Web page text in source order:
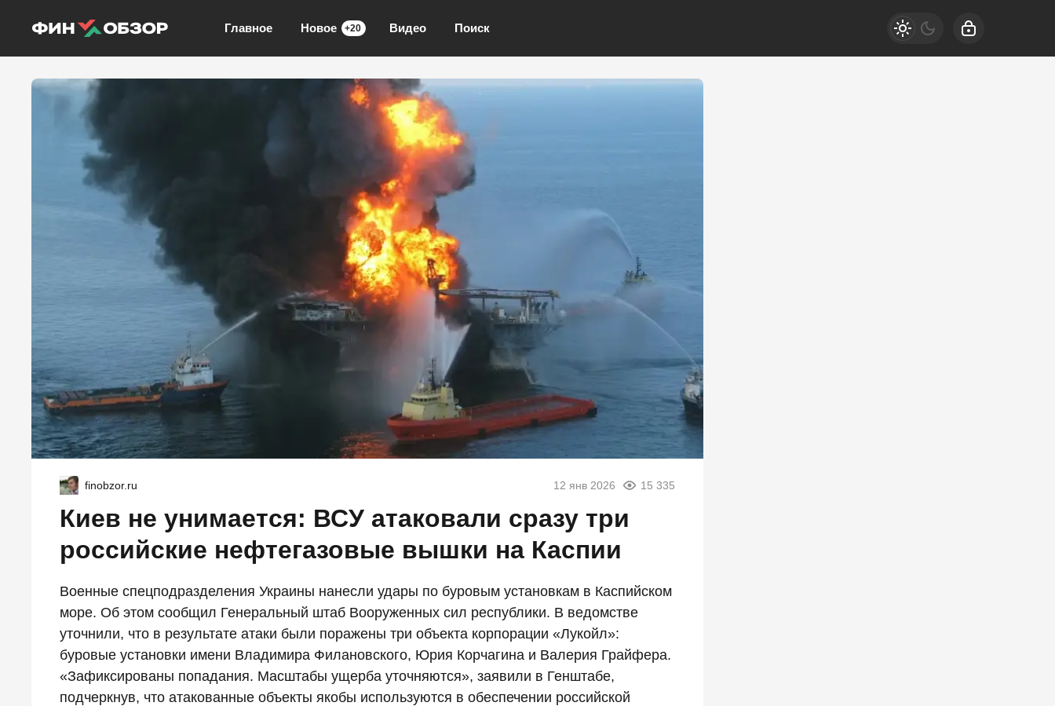
Главное Новое +20 Видео Поиск
finobzor.ru 12 янв 2026 15 335
Киев не унимается: ВСУ атаковали сразу три
российские нефтегазовые вышки на Каспии
Военные спецподразделения Украины нанесли удары по буровым установкам в Каспийском
море. Об этом сообщил Генеральный штаб Вооруженных сил республики. В ведомстве
уточнили, что в результате атаки были поражены три объекта корпорации «Лукойл»:
буровые установки имени Владимира Филановского, Юрия Корчагина и Валерия Грайфера.
«Зафиксированы попадания. Масштабы ущерба уточняются», заявили в Генштабе,
подчеркнув, что атакованные объекты якобы используются в обеспечении российской